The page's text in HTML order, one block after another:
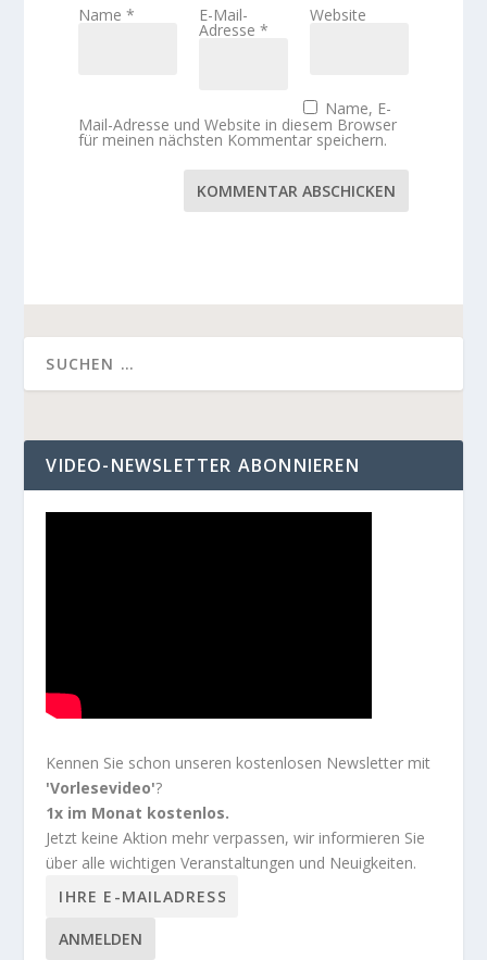
Name* E-Mail-
Adresse*
Website
Name, E-
Mail-Adresse und Website in diesem Browser
für meinen nächsten Kommentar speichern.
KOMMENTAR ABSCHICKEN
VIDEO-NEWSLETTER ABONNIEREN
Kennen Sie schon unseren kostenlosen Newsletter mit
'Vorlesevideo'?
1x im Monat kostenlos.
Jetzt keine Aktion mehr verpassen, wir informieren Sie
über alle wichtigen Veranstaltungen und Neuigkeiten.
ANMELDEN